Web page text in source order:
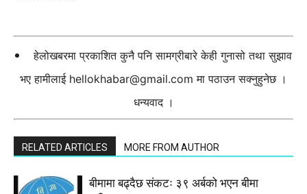
हेलोखबरमा प्रकाशित कुनै पनि सामग्रीबारे केही गुनासो तथा सुझाव
भए हामीलाई hellokhabar@gmail.com मा पठाउन सक्नुहुनेछ ।
धन्यवाद ।
RELATED ARTICLES MORE FROM AUTHOR
बीमामा बढ्दैछ संकटः ३९ अर्बको भएन बीमा